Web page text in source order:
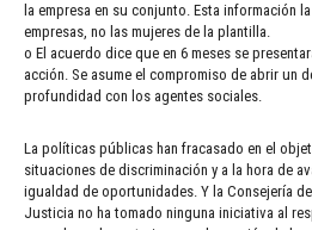
la empresa en su conjunto. Esta información
empresas, no las mujeres de la plantilla.
o El acuerdo dice que en 6 meses se
acción. Se asume el compromiso de abrir un
profundidad con los agentes sociales.
La políticas públicas han fracasado en el
situaciones de discriminación y a la hora de
igualdad de oportunidades. Y la Consejería
Justicia no ha tomado ninguna iniciativa al